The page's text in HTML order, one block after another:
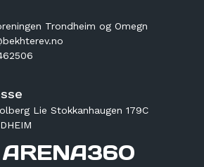
Trondheim og Omegn
Lie Stokkanhaugen 179C
ARENA360